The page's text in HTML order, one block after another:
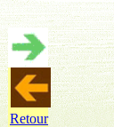
Retour